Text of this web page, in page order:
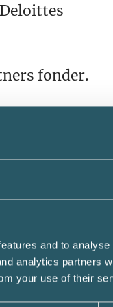
and to
analytics partners
your use of their
fonder.
Kapital)
tidigt
anställda och